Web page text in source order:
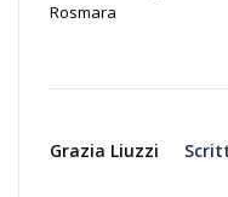
Rosmara
Grazia Liuzzi